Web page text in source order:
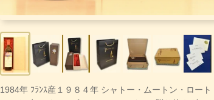
1984年 ﾌﾗﾝｽ産１９８４年 シャトー・ムートン・ロート